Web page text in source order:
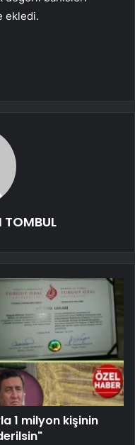
ekledi.
TOMBUL
1 milyon kişinin